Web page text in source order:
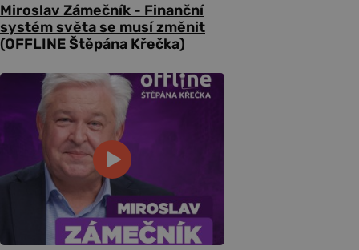
Miroslav Zámečník - Finanční
systém světa se musí změnit
(OFFLINE Štěpána Křečka)